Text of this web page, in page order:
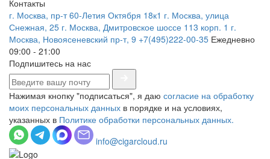
Контакты
г. Москва, пр-т 60-Летия Октября 18к1 г. Москва, улица
Снежная, 25 г. Москва, Дмитровское шоссе 113 корп. 1 г.
Москва, Новоясеневский пр-т, 9 +7(495)222-00-35 Ежедневно
09:00 - 21:00
Подпишитесь на нас
Нажимая кнопку "подписаться", я даю согласие на обработку
моих персональных данных в порядке и на условиях,
указанных в Политике обработки персональных данных.
info@cigarcloud.ru